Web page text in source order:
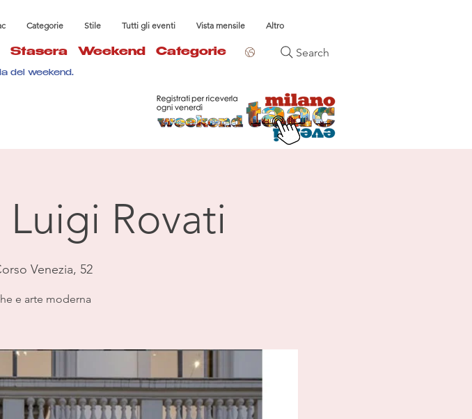
Categorie Stile Tutti gli eventi Vista mensile Altro
Stasera Weekend Categorie Search
del weekend.
Rovati
Venezia, 52
e arte moderna